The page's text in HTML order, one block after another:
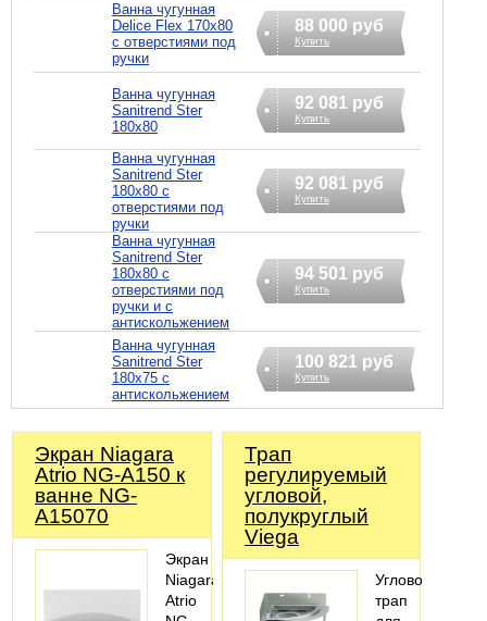
Ванна чугунная
Delice Flex 170x80
с отверстиями под
ручки
88 000 руб
Купить
Ванна чугунная
Sanitrend Ster
180х80
92 081 руб
Купить
Ванна чугунная
Sanitrend Ster
180х80 с
отверстиями под
ручки
92 081 руб
Купить
Ванна чугунная
Sanitrend Ster
180х80 с
отверстиями под
ручки и с
антискольжением
94 501 руб
Купить
Ванна чугунная
Sanitrend Ster
180х75 с
антискольжением
100 821 руб
Купить
Экран Niagara
Atrio NG-A150 к
ванне NG-
A15070
Экран
Niagara
Atrio
Трап
регулируемый
угловой,
полукруглый
Viega
Угловой
трап